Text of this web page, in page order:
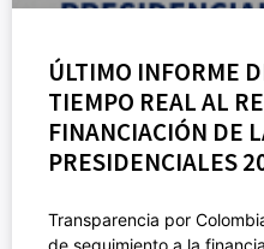
ÚLTIMO INFORME
TIEMPO REAL AL
FINANCIACIÓN DE
PRESIDENCIALES
Transparencia por